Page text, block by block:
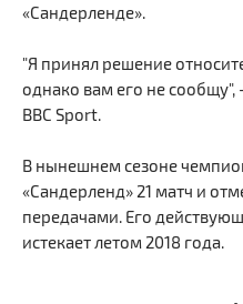
«Сандерленде».
"Я принял решение
однако вам его не
BBC Sport.
В нынешнем сезоне
«Сандерленд» 21 матч и
передачами. Его
истекает летом 2018 года.